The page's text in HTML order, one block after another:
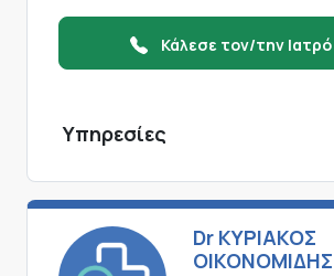
Κάλεσε τον/την Ιατρό
Υπηρεσίες
Dr ΚΥΡΙΑΚΟΣ
ΟΙΚΟΝΟΜΙΔΗΣ